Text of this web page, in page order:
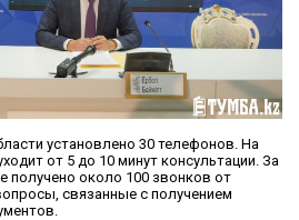
установлено 30 телефонов. На
от 5 до 10 минут консультации. За
получено около 100 звонков от
связанные с получением